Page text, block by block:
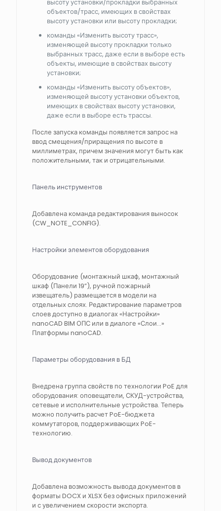
высоту установки/прокладки выбранных
объектов/трасс, имеющих в свойствах
высоту установки или высоту прокладки;
команды «Изменить высоту трасс»,
изменяющей высоту прокладки только
выбранных трасс, даже если в выборе есть
объекты, имеющие в свойствах высоту
установки;
команды «Изменить высоту объектов»,
изменяющей высоту установки объектов,
имеющих в свойствах высоту установки,
даже если в выборе есть трассы.
После запуска команды появляется запрос на
ввод смещения/приращения по высоте в
миллиметрах, причем значения могут быть как
положительными, так и отрицательными.
Панель инструментов
Добавлена команда редактирования выносок
(CW_NOTE_CONFIG).
Настройки элементов оборудования
Оборудование (монтажный шкаф, монтажный
шкаф (Панели 19”), ручной пожарный
извещатель) размещается в модели на
отдельных слоях. Редактирование параметров
слоев доступно в диалогах «Настройки»
nanoCAD BIM ОПС или в диалоге «Слои…»
Платформы nanoCAD.
Параметры оборудования в БД
Внедрена группа свойств по технологии PoE для
оборудования: оповещатели, СКУД-устройства,
сетевые и исполнительные устройства. Теперь
можно получить расчет PoE-бюджета
коммутаторов, поддерживающих PoE-
технологию.
Вывод документов
Добавлена возможность вывода документов в
форматы DOCX и XLSX без офисных приложений
и с увеличением скорости экспорта.